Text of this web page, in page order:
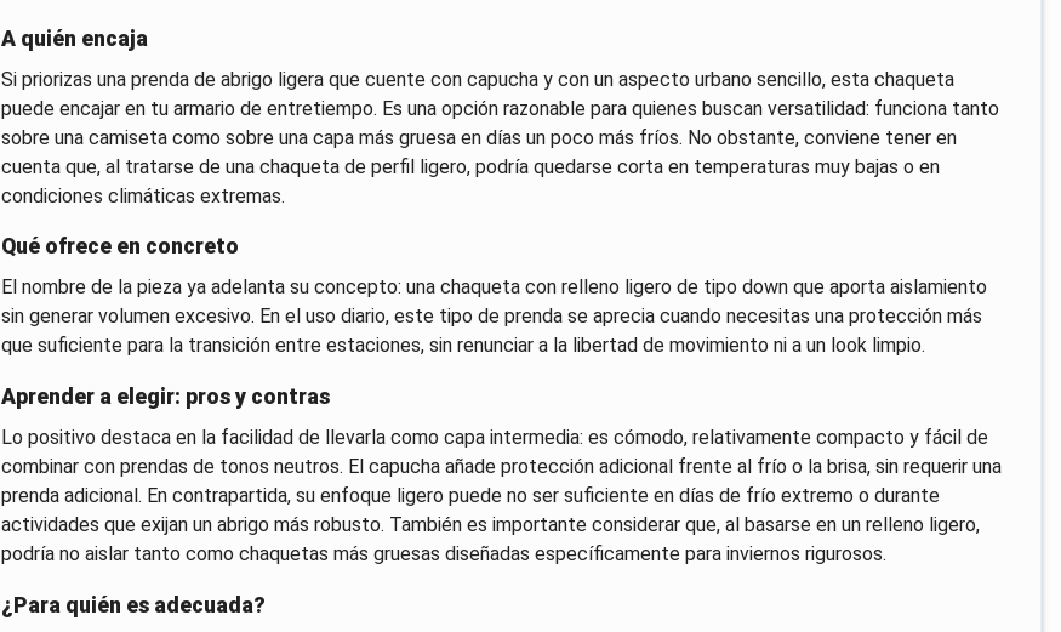
A quién encaja
Si priorizas una prenda de abrigo ligera que cuente con capucha y con un aspecto urbano sencillo, esta chaqueta
puede encajar en tu armario de entretiempo. Es una opción razonable para quienes buscan versatilidad: funciona tanto
sobre una camiseta como sobre una capa más gruesa en días un poco más fríos. No obstante, conviene tener en
cuenta que, al tratarse de una chaqueta de perfil ligero, podría quedarse corta en temperaturas muy bajas o en
condiciones climáticas extremas.
Qué ofrece en concreto
El nombre de la pieza ya adelanta su concepto: una chaqueta con relleno ligero de tipo down que aporta aislamiento
sin generar volumen excesivo. En el uso diario, este tipo de prenda se aprecia cuando necesitas una protección más
que suficiente para la transición entre estaciones, sin renunciar a la libertad de movimiento ni a un look limpio.
Aprender a elegir: pros y contras
Lo positivo destaca en la facilidad de llevarla como capa intermedia: es cómodo, relativamente compacto y fácil de
combinar con prendas de tonos neutros. El capucha añade protección adicional frente al frío o la brisa, sin requerir una
prenda adicional. En contrapartida, su enfoque ligero puede no ser suficiente en días de frío extremo o durante
actividades que exijan un abrigo más robusto. También es importante considerar que, al basarse en un relleno ligero,
podría no aislar tanto como chaquetas más gruesas diseñadas específicamente para inviernos rigurosos.
¿Para quién es adecuada?